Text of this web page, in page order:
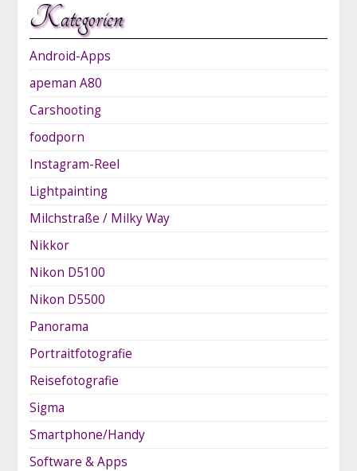
Kategorien
Android-Apps
apeman A80
Carshooting
foodporn
Instagram-Reel
Lightpainting
Milchstraße / Milky Way
Nikkor
Nikon D5100
Nikon D5500
Panorama
Portraitfotografie
Reisefotografie
Sigma
Smartphone/Handy
Software & Apps